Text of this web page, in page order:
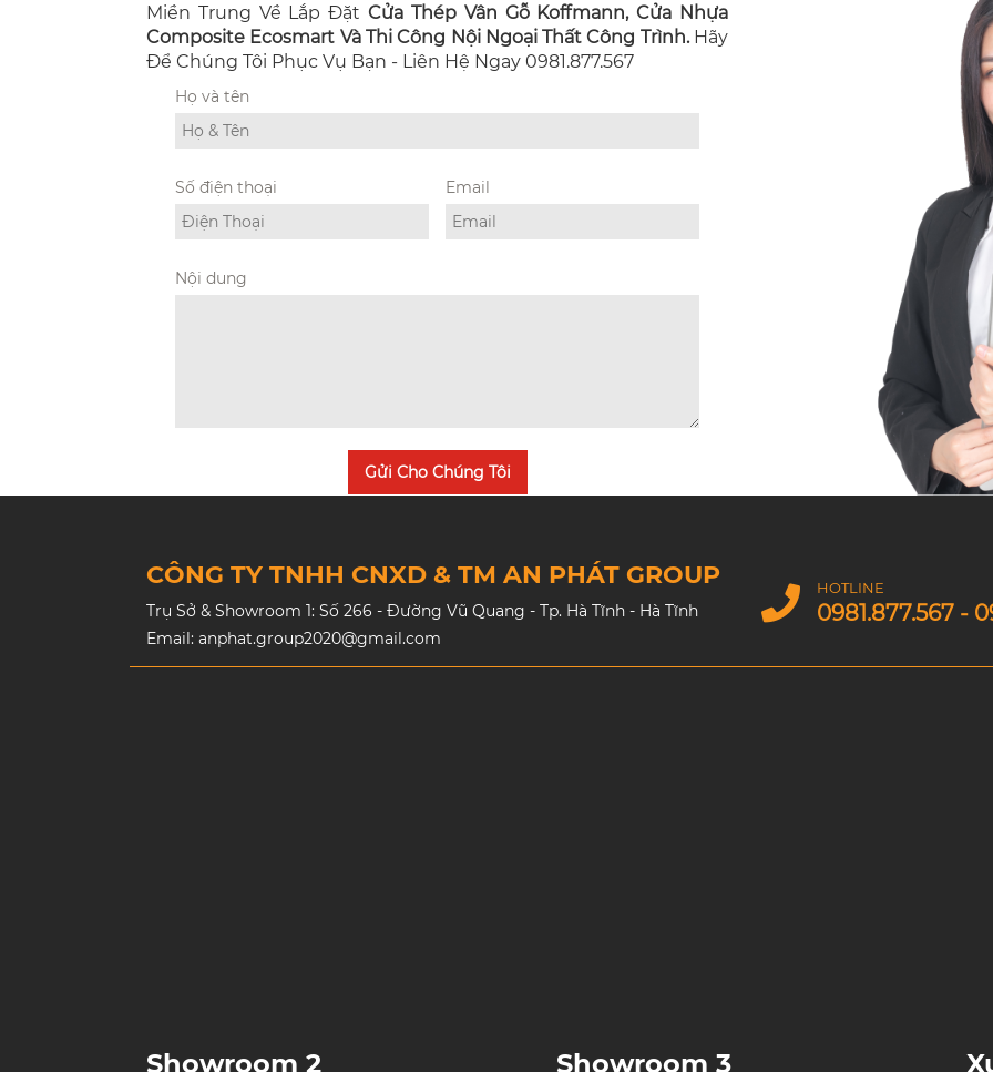
Miền Trung Về Lắp ĐặtCửa Thép Vân Gỗ Koffmann, Cửa Nhựa
Composite Ecosmart Và Thi Công Nội Ngoại Thất Công Trình. Hãy
Để Chúng Tôi Phục Vụ Bạn - Liên Hệ Ngay 0981.877.567
Họ và tên
Số điện thoại Email
Nội dung
Gửi Cho Chúng Tôi
CÔNG TY TNHH CNXD & TM AN PHÁT GROUP
Trụ Sở & Showroom 1: Số 266 - Đường Vũ Quang - Tp. Hà Tĩnh - Hà Tĩnh
Email: anphat.group2020@gmail.com
HOTLINE
0981.877.567 -
Showroom 2 Showroom 3